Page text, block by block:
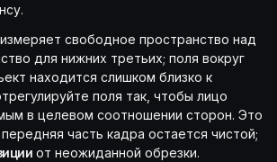
измеряет свободное пространство над
для нижних третьих; поля вокруг
находится слишком близко к
поля так, чтобы лицо
в целевом соотношении сторон. Это
часть кадра остается чистой;
от неожиданной обрезки.